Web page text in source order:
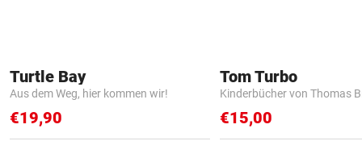
Turtle Bay
Aus dem Weg, hier kommen wir!
€19,90
Tom Turbo
Kinderbücher von Thomas
€15,00